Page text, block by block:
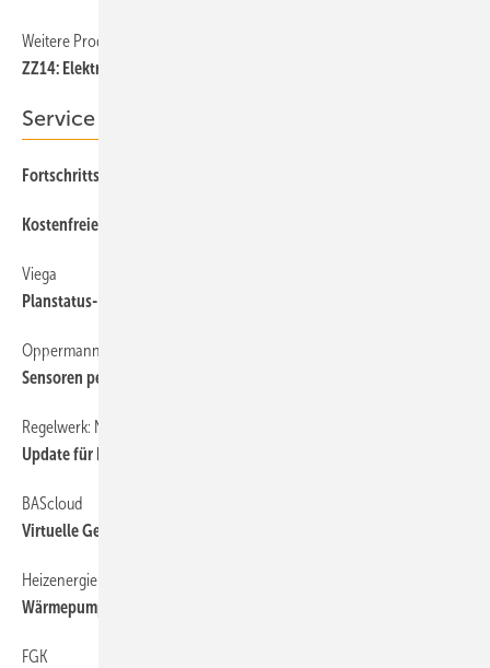
Weitere Produkt-Meldungen
ZZ14: Elektrotechnik
Service
Fortschrittsmonitor Energiewende
Kostenfreie Wetterdaten
Viega
Planstatus-Prüfung per QR-Code
Oppermann Regelgeräte
Sensoren per App über NFC parametrieren
Regelwerk: Neuerscheinungen
Update für Ihr Archiv, Veröffentlichungen in 2026-05
BAScloud
Virtuelle Gebäudeleittechnik
Heizenergiekosten
Wärmepumpen­strom-/Gas­preis-Baro­meter 2026-06
FGK